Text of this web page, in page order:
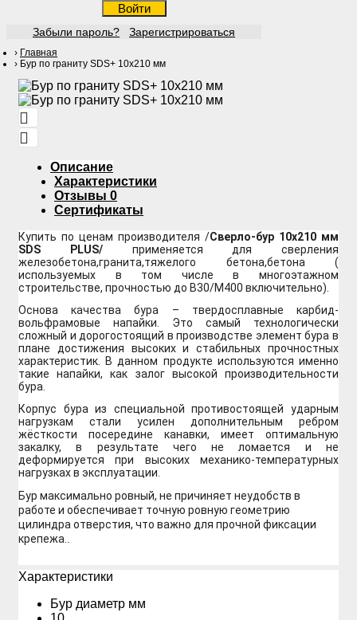
Войти
Забыли пароль? Зарегистрироваться
Главная
Бур по граниту SDS+ 10х210 мм
Описание
Характеристики
Отзывы 0
Сертификаты
Купить по ценам производителя /Сверло-бур 10х210 мм
SDS PLUS/применяется для сверления
железобетона,гранита,тяжелого бетона,бетона (
используемых в том числе в многоэтажном
строительстве, прочностью до В30/М400 включительно).
Основа качества бура – твердосплавные карбид-
вольфрамовые напайки. Это самый технологически
сложный и дорогостоящий в производстве элемент бура в
плане достижения высоких и стабильных прочностных
характеристик. В данном продукте используются именно
такие напайки, как залог высокой производительности
бура.
Корпус бура из специальной противостоящей ударным
нагрузкам стали усилен дополнительным ребром
жёсткости посередине канавки, имеет оптимальную
закалку, в результате чего не ломается и не
деформируется при высоких механико-температурных
нагрузках в эксплуатации.
Бур максимально ровный, не причиняет неудобств в
работе и обеспечивает точную ровную геометрию
цилиндра отверстия, что важно для прочной фиксации
крепежа.
Xарактеристики
Бур диаметр мм